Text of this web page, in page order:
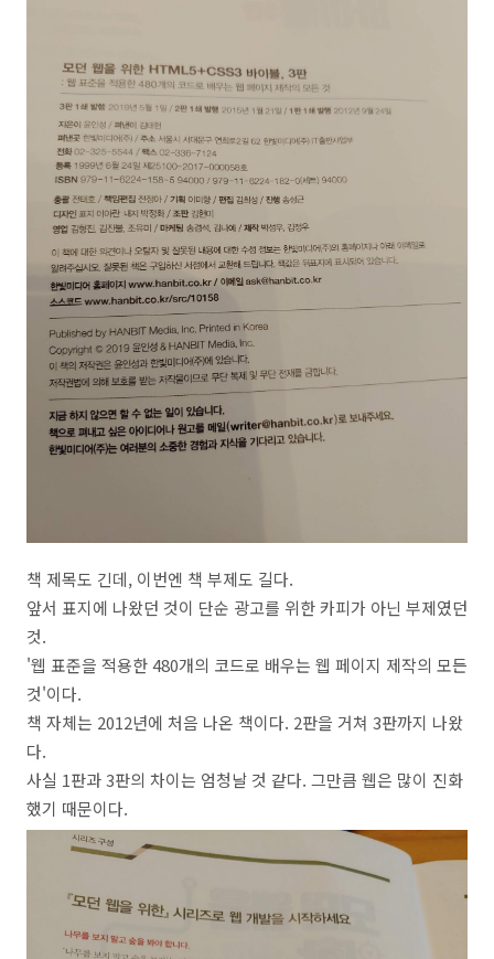
책 제목도 긴데, 이번엔 책 부제도 길다.
앞서 표지에 나왔던 것이 단순 광고를 위한 카피가 아닌 부제였던
것.
'웹 표준을 적용한 480개의 코드로 배우는 웹 페이지 제작의 모든
것'이다.
책 자체는 2012년에 처음 나온 책이다. 2판을 거쳐 3판까지 나왔
다.
사실 1판과 3판의 차이는 엄청날 것 같다. 그만큼 웹은 많이 진화
했기 때문이다.